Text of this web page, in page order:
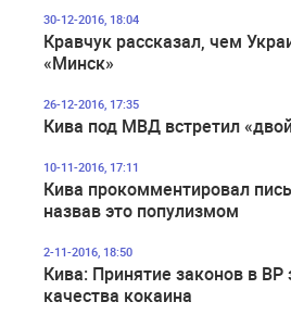
30-12-2016, 18:04
Кравчук рассказал, чем
«Минск»
26-12-2016, 17:35
Кива под МВД встретил
10-11-2016, 17:11
Кива прокомментировал
назвав это популизмом
2-11-2016, 18:50
Кива: Принятие законов в ВР
качества кокаина